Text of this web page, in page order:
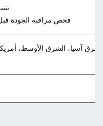
7.100٪ فحص مراقبة الجودة
آسيا، الشرق الأوسط، أمريكا